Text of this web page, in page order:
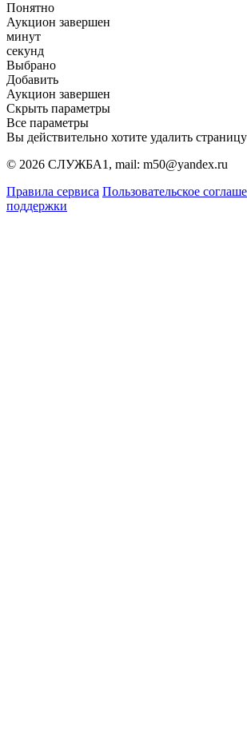
Понятно
Аукцион завершен
минут
секунд
Выбрано
Добавить
Аукцион завершен
Скрыть параметры
Все параметры
Вы действительно хотите удалить
© 2026 СЛУЖБА1, mail: m50@yandex.ru
Правила сервиса Пользовательское
поддержки